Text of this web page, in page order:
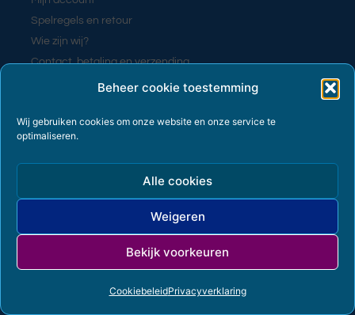
Beheer cookie toestemming
Wij gebruiken cookies om onze website en onze service te
optimaliseren.
Alle cookies
Weigeren
Bekijk voorkeuren
CookiebeleidPrivacyverklaring
Spelregels en retour
Wie zijn wij?
Contact, betaling en verzending
Algemene voorwaarden
© 2026 Meer mogelijk met Voetbalkleding